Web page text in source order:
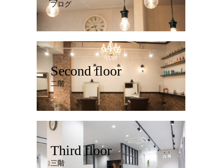
ブログ
Second floor
二階
Third floor
三階